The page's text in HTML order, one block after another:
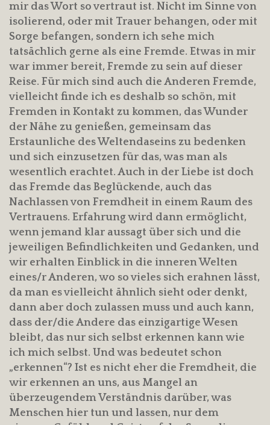
mir das Wort so vertraut ist. Nicht im Sinne von
isolierend, oder mit Trauer behangen, oder mit
Sorge befangen, sondern ich sehe mich
tatsächlich gerne als eine Fremde. Etwas in mir
war immer bereit, Fremde zu sein auf dieser
Reise. Für mich sind auch die Anderen Fremde,
vielleicht finde ich es deshalb so schön, mit
Fremden in Kontakt zu kommen, das Wunder
der Nähe zu genießen, gemeinsam das
Erstaunliche des Weltendaseins zu bedenken
und sich einzusetzen für das, was man als
wesentlich erachtet. Auch in der Liebe ist doch
das Fremde das Beglückende, auch das
Nachlassen von Fremdheit in einem Raum des
Vertrauens. Erfahrung wird dann ermöglicht,
wenn jemand klar aussagt über sich und die
jeweiligen Befindlichkeiten und Gedanken, und
wir erhalten Einblick in die inneren Welten
eines/r Anderen, wo so vieles sich erahnen lässt,
da man es vielleicht ähnlich sieht oder denkt,
dann aber doch zulassen muss und auch kann,
dass der/die Andere das einzigartige Wesen
bleibt, das nur sich selbst erkennen kann wie
ich mich selbst. Und was bedeutet schon
„erkennen“? Ist es nicht eher die Fremdheit, die
wir erkennen an uns, aus Mangel an
überzeugendem Verständnis darüber, was
Menschen hier tun und lassen, nur dem